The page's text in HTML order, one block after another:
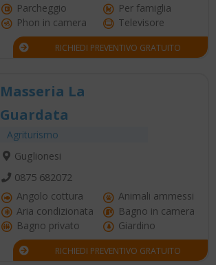
Parcheggio
Per famiglia
Phon in camera
Televisore
RICHIEDI PREVENTIVO GRATUITO
Masseria La
Guardata
Agriturismo
Guglionesi
0875 682072
Angolo cottura
Animali ammessi
Aria condizionata
Bagno in camera
Bagno privato
Giardino
RICHIEDI PREVENTIVO GRATUITO